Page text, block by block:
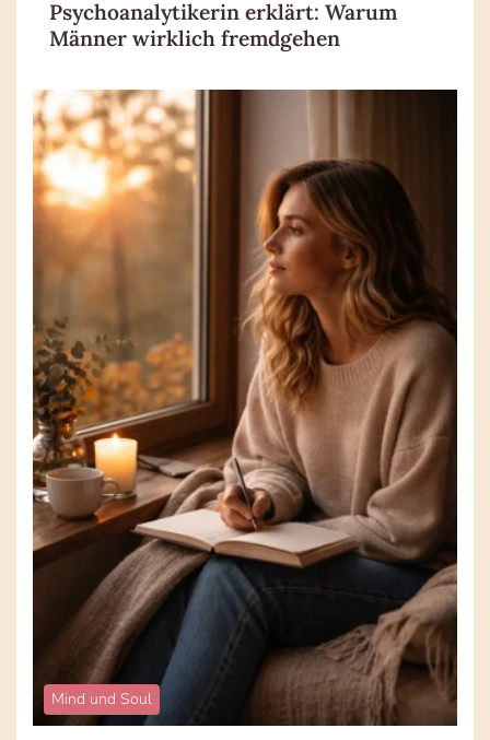
Psychoanalytikerin erklärt: Warum
Männer wirklich fremdgehen
Mind und Soul